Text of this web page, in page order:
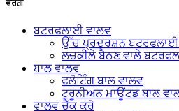
ਵਰਗ
ਬਟਰਫਲਾਈ ਵਾਲਵ
ਉੱਚ ਪ੍ਰਦਰਸ਼ਨ ਬਟਰਫਲਾਈ
ਲਚਕੀਲੇ ਬੈਠਣ ਵਾਲੇ
ਬਾਲ ਵਾਲਵ
ਫਲੋਟਿੰਗ ਬਾਲ ਵਾਲਵ
ਟਰੂਨੀਅਨ ਮਾਊਂਟਡ ਬਾਲ
ਵਾਲਵ ਚੈੱਕ ਕਰੋ